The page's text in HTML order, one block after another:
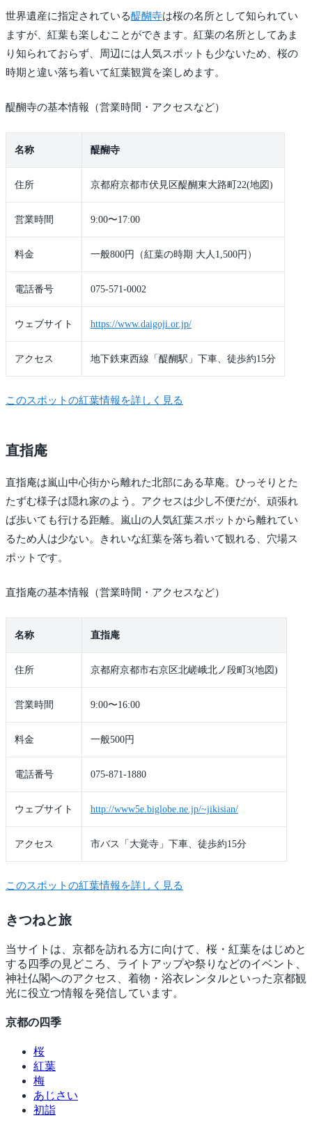
世界遺産に指定されている醍醐寺は桜の名所として知られてい
ますが、紅葉も楽しむことができます。紅葉の名所としてあま
り知られておらず、周辺には人気スポットも少ないため、桜の
時期と違い落ち着いて紅葉観賞を楽しめます。
醍醐寺の基本情報（営業時間・アクセスなど）
名称 醍醐寺
住所 京都府京都市伏見区醍醐東大路町22(地図)
営業時間 9:00〜17:00
料金 一般800円（紅葉の時期 大人1,500円）
電話番号 075-571-0002
ウェブサイト https://www.daigoji.or.jp/
アクセス 地下鉄東西線「醍醐駅」下車、徒歩約15分
このスポットの紅葉情報を詳しく見る
直指庵
直指庵は嵐山中心街から離れた北部にある草庵。ひっそりとた
たずむ様子は隠れ家のよう。アクセスは少し不便だが、頑張れ
ば歩いても行ける距離。嵐山の人気紅葉スポットから離れてい
るため人は少ない。きれいな紅葉を落ち着いて観れる、穴場ス
ポットです。
直指庵の基本情報（営業時間・アクセスなど）
名称 直指庵
住所 京都府京都市右京区北嵯峨北ノ段町3(地図)
営業時間 9:00〜16:00
料金 一般500円
電話番号 075-871-1880
ウェブサイト http://www5e.biglobe.ne.jp/~jikisian/
アクセス 市バス「大覚寺」下車、徒歩約15分
このスポットの紅葉情報を詳しく見る
きつねと旅
当サイトは、京都を訪れる方に向けて、桜・紅葉をはじめと
する四季の見どころ、ライトアップや祭りなどのイベント、
神社仏閣へのアクセス、着物・浴衣レンタルといった京都観
光に役立つ情報を発信しています。
京都の四季
桜
紅葉
梅
あじさい
初詣